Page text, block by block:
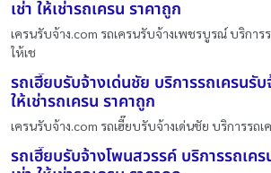
เช่า ให้เช่ารถเครน ราคาถูก
เครนรับจ้าง.com รถเครนรับจ้างเพชรบูรณ์ บริการ
ให้เช
รถเฮี๊ยบรับจ้างเด่นชัย บริการรถเครนรับ
ให้เช่ารถเครน ราคาถูก
เครนรับจ้าง.com รถเฮี๊ยบรับจ้างเด่นชัย บริการรถเ
รถเฮี๊ยบรับจ้างโพนสวรรค์ บริการรถเค